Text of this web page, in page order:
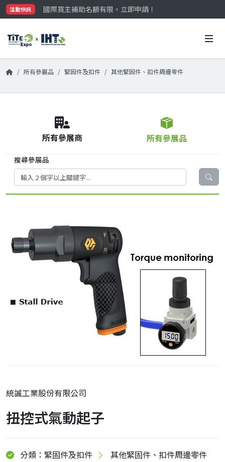
活動快訊
國際買主補助名額有限，立即申請！
參觀門票開放申請中‼️
國際買主補助名額有限，立即申請！
所有參展品 緊固件及扣件 其他緊固件、扣件周邊零件
所有參展商 所有參展品
搜尋參展品
統誠工業股份有限公司
扭控式氣動起子
分類：緊固件及扣件
其他緊固件、扣件周邊零件